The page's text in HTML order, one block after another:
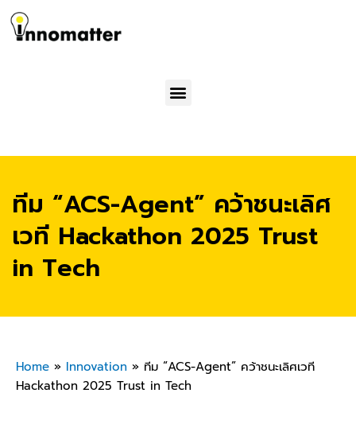
Menu
ทีม “ACS-Agent” คว้าชนะเลิศ
เวที Hackathon 2025 Trust
in Tech
Home » Innovation » ทีม “ACS-Agent” คว้าชนะเลิศเวที
Hackathon 2025 Trust in Tech